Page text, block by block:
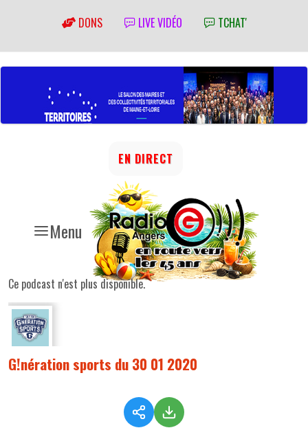
DONS LIVE VIDÉO TCHAT'
Menu
EN DIRECT
Ce podcast n'est plus disponible.
G!nération sports du 30 01 2020